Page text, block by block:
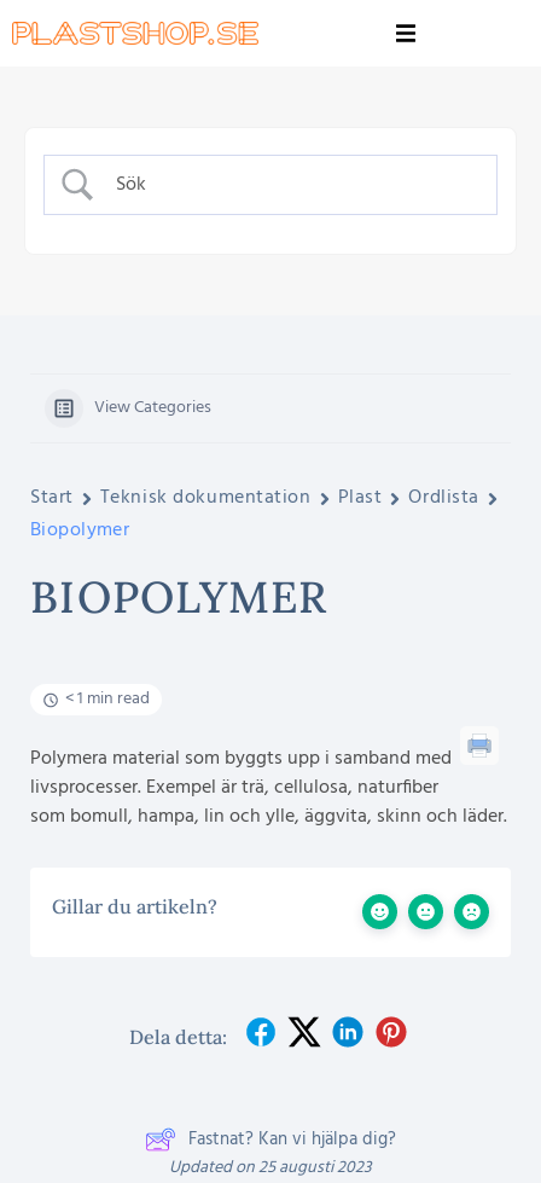
View Categories
Start Teknisk dokumentation Plast
Ordlista
Biopolymer
BIOPOLYMER
< 1 min read
Polymera material som byggts upp i samband med
livsprocesser. Exempel är trä, cellulosa, naturfiber
som bomull, hampa, lin och ylle, äggvita, skinn och läder.
Gillar du artikeln?
Dela detta:
Fastnat? Kan vi hjälpa dig?
Updated on 25 augusti 2023